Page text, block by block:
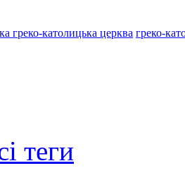
греко-католицька церква греко-
теги